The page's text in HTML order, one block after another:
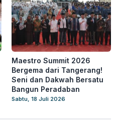
Maestro Summit 2026
Bergema dari Tangerang!
Seni dan Dakwah Bersatu
Bangun Peradaban
Sabtu, 18 Juli 2026